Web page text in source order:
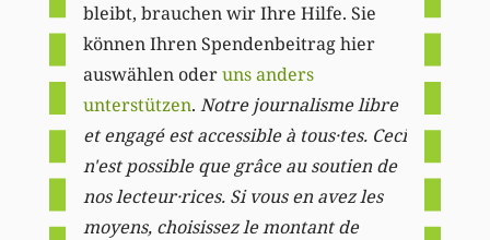
bleibt, brauchen wir Ihre Hilfe. Sie
können Ihren Spendenbeitrag hier
auswählen oderuns anders
unterstützen. Notre journalisme libre
et engagé est accessible à tous·tes. Ceci
n'est possible que grâce au soutien de
nos lecteur·rices. Si vous en avez les
moyens, choisissez le montant de